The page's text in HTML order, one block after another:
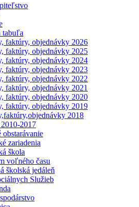
tabuľa
faktúry, objednávky 2026
faktúry, objednávky 2025
faktúry, objednávky 2024
faktúry, objednávky 2023
faktúry, objednávky 2022
faktúry, objednávky 2021
faktúry, objednávky 2020
faktúry, objednávky 2019
2018
2017
obstarávanie
zariadenia
škola
voľného času
školská jedáleň
Služieb